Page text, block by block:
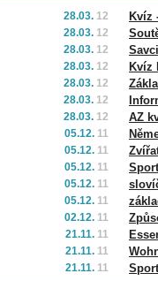
28.03. 12 Kvíz
28.03. 12
28.03. 12 Savci
28.03. 12 Kvíz
28.03. 12
28.03. 12
28.03. 12 AZ
05.12. 11
05.12. 11
05.12. 11
05.12. 11
05.12. 11
02.12. 11
21.11. 11
21.11. 11
21.11. 11 Sport